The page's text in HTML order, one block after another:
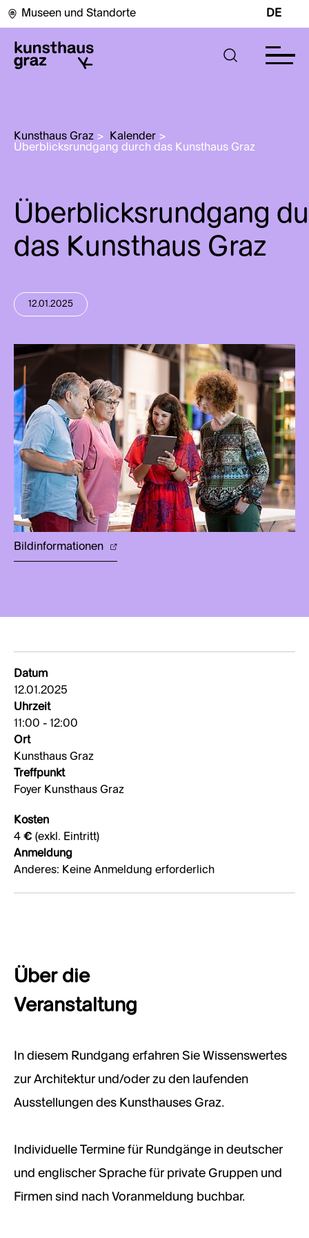
Museen und Standorte DE
Kunsthaus Graz > Kalender >
Überblicksrundgang durch das Kunsthaus Graz
Überblicksrundgang
das Kunsthaus Graz
12.01.2025
Bildinformationen
Datum
12.01.2025
Uhrzeit
11:00 - 12:00
Ort
Kunsthaus Graz
Treffpunkt
Foyer Kunsthaus Graz
Kosten
4 € (exkl. Eintritt)
Anmeldung
Anderes: Keine Anmeldung erforderlich
Über die
Veranstaltung
In diesem Rundgang erfahren Sie Wissenswertes
zur Architektur und/oder zu den laufenden
Ausstellungen des Kunsthauses Graz.
Individuelle Termine für Rundgänge in deutscher
und englischer Sprache für private Gruppen und
Firmen sind nach Voranmeldung buchbar.